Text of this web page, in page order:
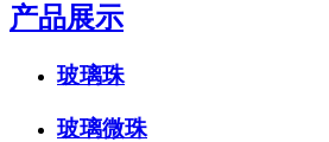
产品展示
玻璃珠
玻璃微珠